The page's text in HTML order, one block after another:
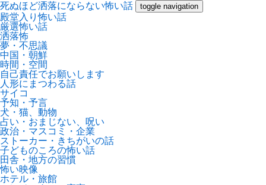
死ぬほど洒落にならない怖い話 toggle navigation
殿堂入り怖い話
厳選怖い話
洒落怖
夢・不思議
中国・朝鮮
時間・空間
自己責任でお願いします
人形にまつわる話
サイコ
予知・予言
犬・猫、動物
占い・おまじない、呪い
政治・マスコミ・企業
ストーカー・きちがいの話
子どものころの怖い話
田舎・地方の習慣
怖い映像
ホテル・旅館